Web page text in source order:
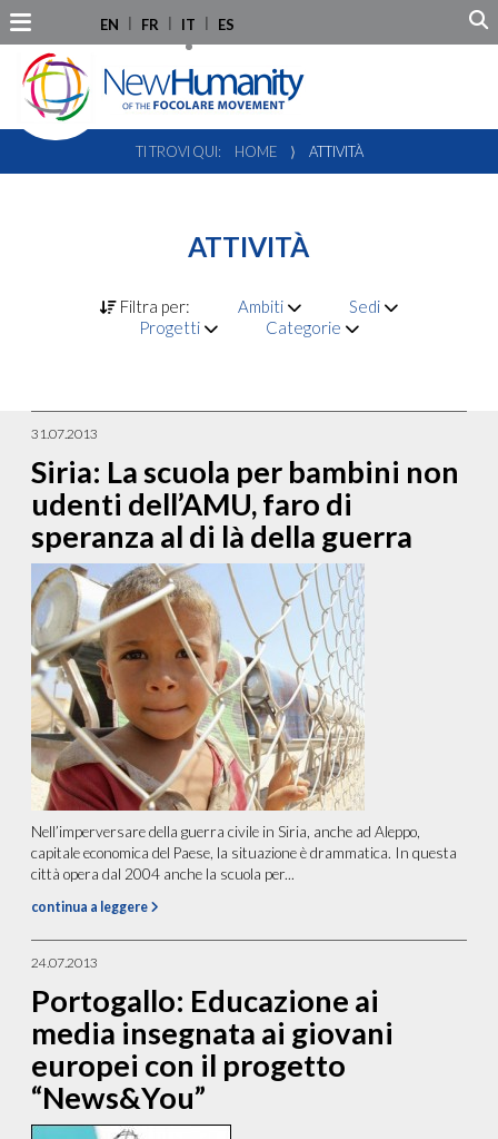
EN FR IT ES
TI TROVI QUI: HOME ⟩ ATTIVITÀ
ATTIVITÀ
Filtra per: Ambiti
Sedi
Progetti
Categorie
31.07.2013
Siria: La scuola per bambini non
udenti dell’AMU, faro di
speranza al di là della guerra
Nell’imperversare della guerra civile in Siria, anche ad Aleppo,
capitale economica del Paese, la situazione è drammatica. In questa
città opera dal 2004 anche la scuola per...
continua a leggere
24.07.2013
Portogallo: Educazione ai
media insegnata ai giovani
europei con il progetto
“News&You”